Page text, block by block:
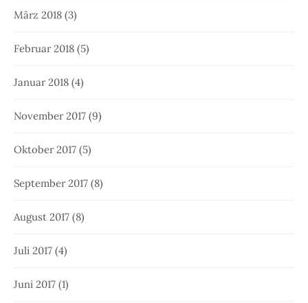
März 2018 (3)
Februar 2018 (5)
Januar 2018 (4)
November 2017 (9)
Oktober 2017 (5)
September 2017 (8)
August 2017 (8)
Juli 2017 (4)
Juni 2017 (1)